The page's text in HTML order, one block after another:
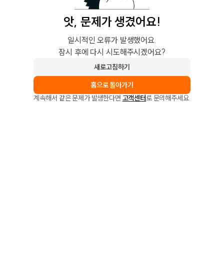
앗, 문제가 생겼어요!
일시적인 오류가 발생했어요.
잠시 후에 다시 시도해주시겠어요?
새로고침하기
홈으로 돌아가기
계속해서 같은 문제가 발생한다면 고객센터로 문의해주세요.